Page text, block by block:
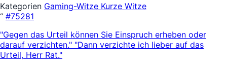
Kategorien Gaming-Witze Kurze Witze
“ #75281
"Gegen das Urteil können Sie Einspruch erheben oder
darauf verzichten." "Dann verzichte ich lieber auf das
Urteil, Herr Rat."